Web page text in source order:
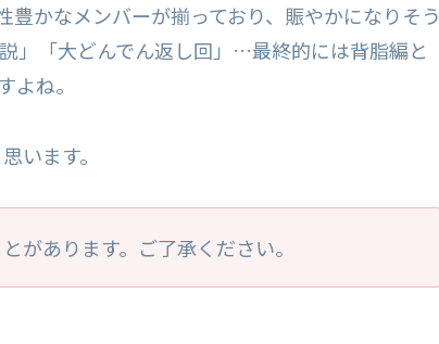
かなメンバーが揃っており、賑やかになりそう
」「大どんでん返し回」…最終的には背脂編と
よね。
います。
があります。ご了承ください。